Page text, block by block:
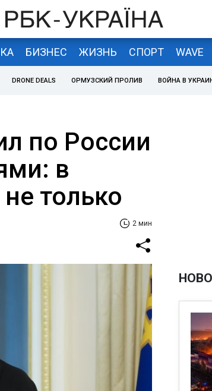
БИЗНЕС ЖИЗНЬ СПОРТ WAVE
DRONE DEALS ОРМУЗСКИЙ ПРОЛИВ ВОЙНА В
по России
в
только
2 мин